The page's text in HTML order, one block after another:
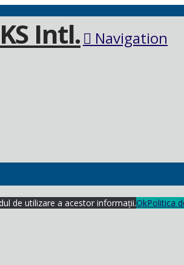
Navigation
de utilizare a acestor informații.OkPolitica